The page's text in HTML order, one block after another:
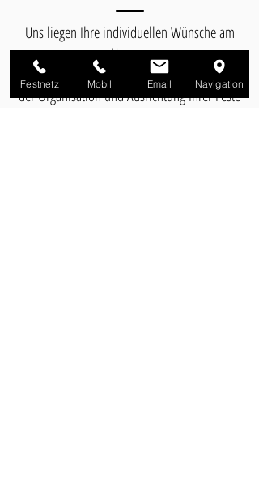
Uns liegen Ihre individuellen Wünsche am
Herzen.
Gerne sind wir Ihr kompetenter Partner bei
der Organisation und Ausrichtung Ihrer Feste
Festnetz Mobil Email Navigation